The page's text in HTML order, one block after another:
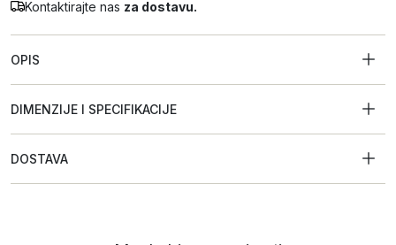
Kontaktirajte nas za dostavu.
OPIS
DIMENZIJE I SPECIFIKACIJE
DOSTAVA